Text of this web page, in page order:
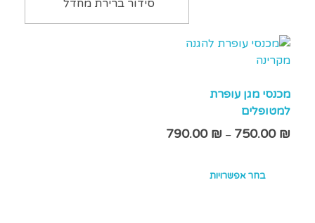
הַמְּסַיַּעַת
לִנְגִישׁוּת
מכנסי מגן עופרת
למטופלים
750.00 ₪
–
790.00 ₪
בחר אפשרויות